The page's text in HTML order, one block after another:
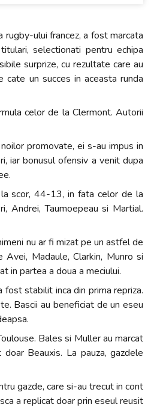
ului francez, a fost marcata
selectionati pentru echipa
surprize, cu rezultate care au
un succes in aceasta runda
celor de la Clermont. Autorii
promovate, ei s-au impus in
iar bonusul ofensiv a venit dupa
la scor, 44-13, in fata celor de la
Andrei, Taumoepeau si Martial.
nu ar fi mizat pe un astfel de
Madaule, Clarkin, Munro si
in partea a doua a meciului.
stabilit inca din prima repriza.
Bascii au beneficiat de un eseu
Bales si Muller au marcat
Beauxis. La pauza, gazdele
gazde, care si-au trecut in cont
a replicat doar prin eseul reusit